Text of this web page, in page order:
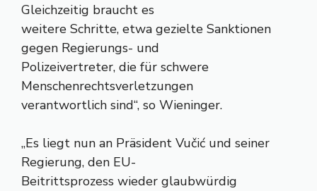
Gleichzeitig braucht es
weitere Schritte, etwa gezielte Sanktionen
gegen Regierungs- und
Polizeivertreter, die für schwere
Menschenrechtsverletzungen
verantwortlich sind“, so Wieninger.
„Es liegt nun an Präsident Vučić und seiner
Regierung, den EU-
Beitrittsprozess wieder glaubwürdig